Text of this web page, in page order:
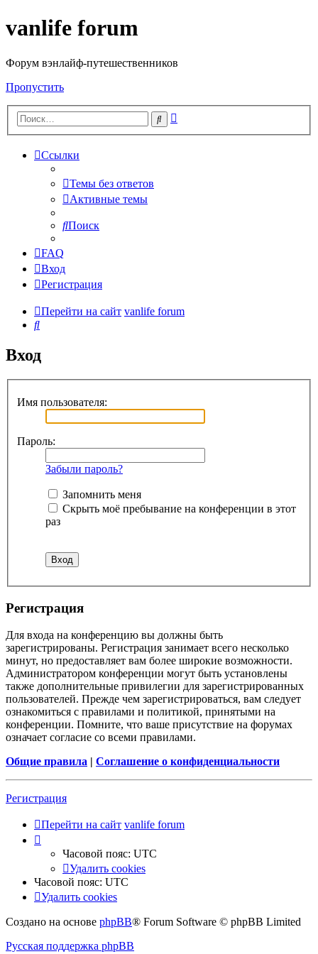
vanlife forum
Форум вэнлайф-путешественников
Пропустить
Поиск
Ссылки
Темы без ответов
Активные темы
Поиск
FAQ
Вход
Регистрация
Перейти на сайт vanlife forum
Поиск
Вход
Имя пользователя:
Пароль:
Забыли пароль?
Запомнить меня
Скрыть моё пребывание на конференции в этот
раз
Регистрация
Для входа на конференцию вы должны быть
зарегистрированы. Регистрация занимает всего несколько
минут, но предоставляет вам более широкие возможности.
Администратором конференции могут быть установлены
также дополнительные привилегии для зарегистрированных
пользователей. Прежде чем зарегистрироваться, вам следует
ознакомиться с правилами и политикой, принятыми на
конференции. Помните, что ваше присутствие на форумах
означает согласие со всеми правилами.
Общие правила | Соглашение о конфиденциальности
Регистрация
Перейти на сайт vanlife forum
Часовой пояс: UTC
Удалить cookies
Часовой пояс: UTC
Удалить cookies
Создано на основе phpBB® Forum Software © phpBB Limited
Русская поддержка phpBB